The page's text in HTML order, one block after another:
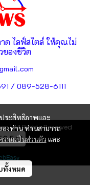
ระสิทธิภาพและ
งท่าน ท่านสามารถ
วามเป็นส่วนตัว และ
ทั้งหมด
ด ไลฟ์สไตล์ ให้คุณไม่
ของชีวิต
/ 089-528-6111
| All Rights Reserved